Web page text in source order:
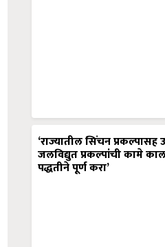
‘राज्यातील सिंचन प्रकल्पासह
जलविद्युत प्रकल्पांची कामे
पद्धतीने पूर्ण करा’